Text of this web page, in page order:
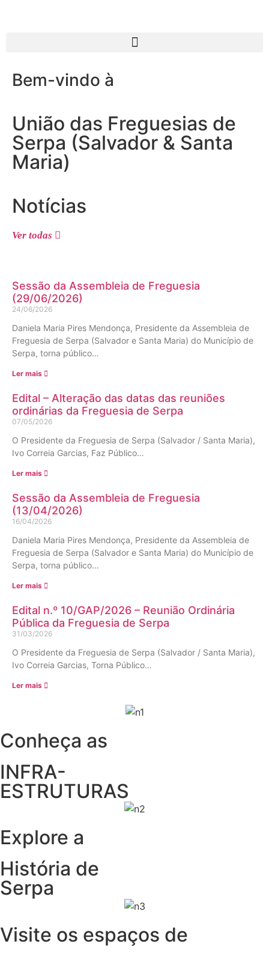
Bem-vindo à
União das Freguesias de
Serpa (Salvador & Santa
Maria)
Notícias
Ver todas
Sessão da Assembleia de Freguesia
(29/06/2026)
24/06/2026
Daniela Maria Pires Mendonça, Presidente da Assembleia de
Freguesia de Serpa (Salvador e Santa Maria) do Município de
Serpa, torna público…
Ler mais
Edital – Alteração das datas das reuniões
ordinárias da Freguesia de Serpa
07/05/2026
O Presidente da Freguesia de Serpa (Salvador / Santa Maria),
Ivo Correia Garcias, Faz Público…
Ler mais
Sessão da Assembleia de Freguesia
(13/04/2026)
16/04/2026
Daniela Maria Pires Mendonça, Presidente da Assembleia de
Freguesia de Serpa (Salvador e Santa Maria) do Município de
Serpa, torna público…
Ler mais
Edital n.º 10/GAP/2026 – Reunião Ordinária
Pública da Freguesia de Serpa
31/03/2026
O Presidente da Freguesia de Serpa (Salvador / Santa Maria),
Ivo Correia Garcias, Torna Público…
Ler mais
Conheça as
INFRA-
ESTRUTURAS
Explore a
História de
Serpa
Visite os espaços de